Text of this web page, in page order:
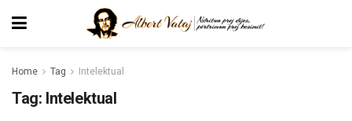
Home Tag Intelektual
Tag: Intelektual